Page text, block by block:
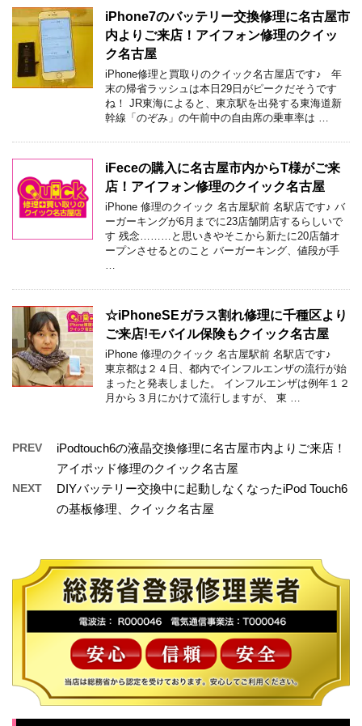
iPhone7のバッテリー交換修理に名古屋市
内よりご来店！アイフォン修理のクイッ
ク名古屋
iPhone修理と買取りのクイック名古屋店です♪ 年
末の帰省ラッシュは本日29日がピークだそうです
ね！ JR東海によると、東京駅を出発する東海道新
幹線「のぞみ」の午前中の自由席の乗車率は …
iFeceの購入に名古屋市内からT様がご来
店！アイフォン修理のクイック名古屋
iPhone 修理のクイック 名古屋駅前 名駅店です♪ バ
ーガーキングが6月までに23店舗閉店するらしいで
す 残念………と思いきやそこから新たに20店舗オ
ープンさせるとのこと バーガーキング、値段が手
☆iPhoneSEガラス割れ修理に千種区より
ご来店!モバイル保険もクイック名古屋
iPhone 修理のクイック 名古屋駅前 名駅店です♪
東京都は２４日、都内でインフルエンザの流行が始
まったと発表しました。 インフルエンザは例年１２
月から３月にかけて流行しますが、 東 …
PREV
iPodtouch6の液晶交換修理に名古屋市内よりご来店！
アイポッド修理のクイック名古屋
NEXT
DIYバッテリー交換中に起動しなくなったiPod Touch6
の基板修理、クイック名古屋